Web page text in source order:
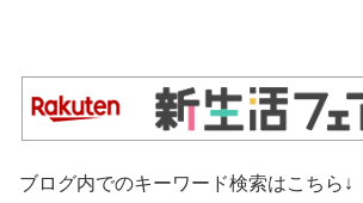
ブログ内でのキーワード検索はこちら↓